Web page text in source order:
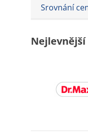
Srovnání
Nejlevnější